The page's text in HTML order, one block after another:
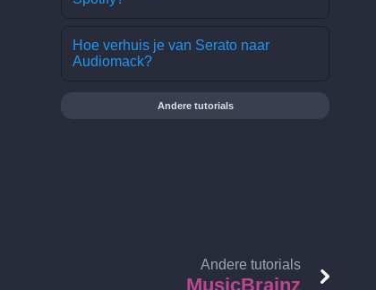
Hoe verhuis je van Serato naar
Audiomack?
Andere tutorials
Andere tutorials
MusicBrainz